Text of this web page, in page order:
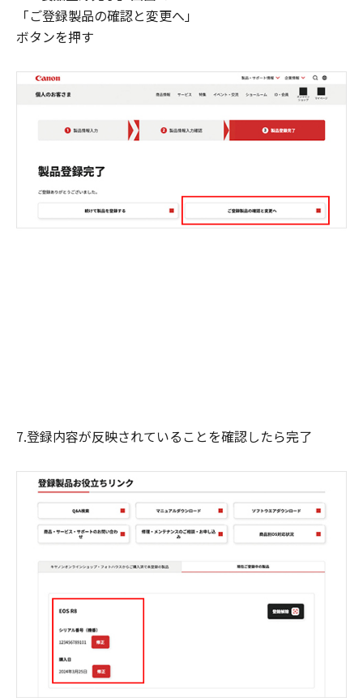
「ご登録製品の確認と変更へ」
ボタンを押す
7.登録内容が反映されていることを確認したら完了